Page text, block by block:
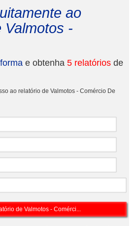
ao
Valmotos -
e obtenha 5 relatórios de
ao relatório de Valmotos - Comércio De